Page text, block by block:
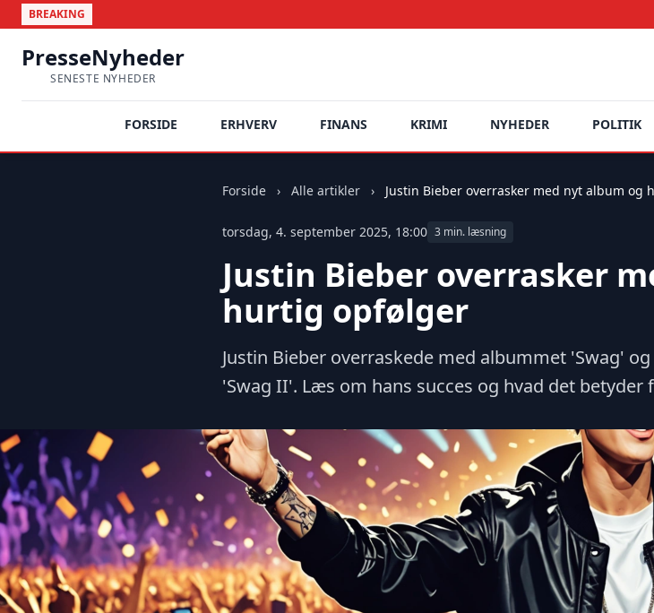
BREAKING
PresseNyheder
SENESTE NYHEDER
FORSIDE ERHVERV FINANS KRIMI NYHEDER POLITIK
Forside › Alle artikler › Justin Bieber overrasker med nyt album og
torsdag, 4. september 2025, 18:00 3 min. læsning
Justin Bieber overrasker
hurtig opfølger
Justin Bieber overraskede med albummet 'Swag'
'Swag II'. Læs om hans succes og hvad det betyder